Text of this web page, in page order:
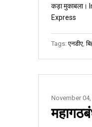
Tags:एनडीए,
November